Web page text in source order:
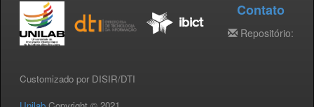
Customizado por DISIR/DTI
Contato
Repositório: